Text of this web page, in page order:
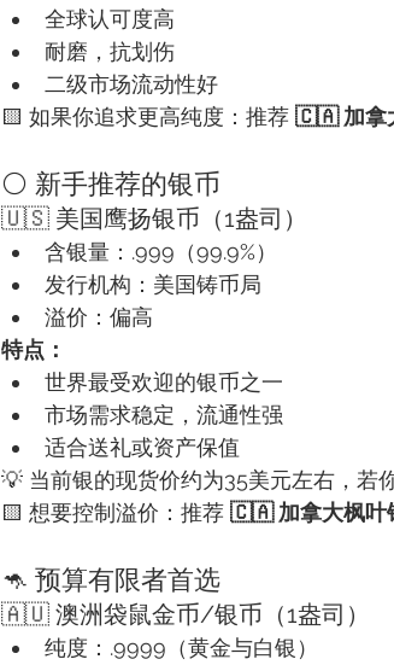
全球认可度高
耐磨，抗划伤
二级市场流动性好
🟨 如果你追求更高纯度：推荐 🇨🇦 加拿
⚪ 新手推荐的银币
🇺🇸 美国鹰扬银币（1盎司）
含银量：.999（99.9%）
发行机构：美国铸币局
溢价：偏高
特点：
世界最受欢迎的银币之一
市场需求稳定，流通性强
适合送礼或资产保值
💡 当前银的现货价约为35美元左右，若
🟨 想要控制溢价：推荐 🇨🇦 加拿大枫叶
🦘 预算有限者首选
🇦🇺 澳洲袋鼠金币/银币（1盎司）
纯度：.9999（黄金与白银）